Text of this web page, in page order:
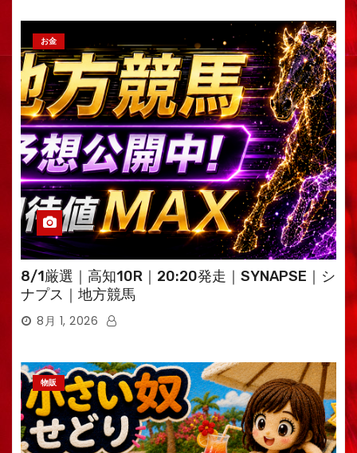
お金
8/1厳選｜高知10R｜20:20発走｜SYNAPSE｜シ
ナプス｜地方競馬
8月 1, 2026
物販